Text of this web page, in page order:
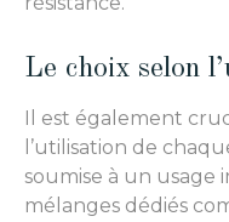
Le choix selon
Il est également
l’utilisation de
soumise à un usage
mélanges dédiés